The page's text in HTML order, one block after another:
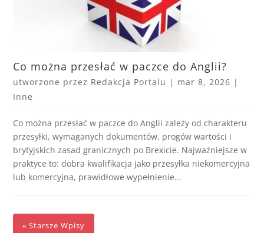
Co można przesłać w paczce do Anglii?
utworzone przez Redakcja Portalu | mar 8, 2026 |
Inne
Co można przesłać w paczce do Anglii zależy od charakteru
przesyłki, wymaganych dokumentów, progów wartości i
brytyjskich zasad granicznych po Brexicie. Najważniejsze w
praktyce to: dobra kwalifikacja jako przesyłka niekomercyjna
lub komercyjna, prawidłowe wypełnienie...
« Starsze Wpisy